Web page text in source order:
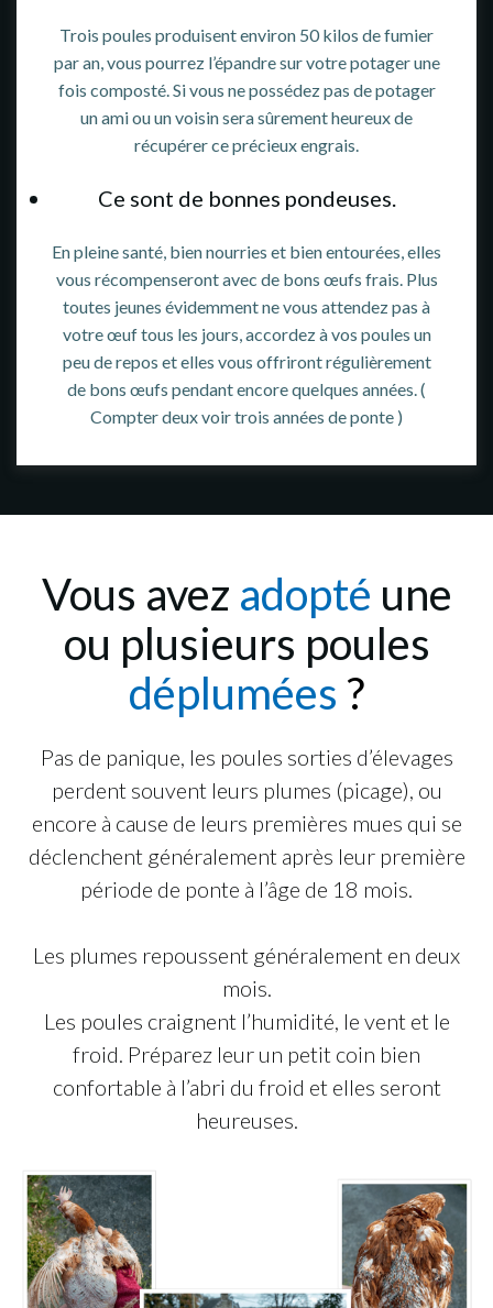
Trois poules produisent environ 50 kilos de fumier
par an, vous pourrez l’épandre sur votre potager une
fois composté. Si vous ne possédez pas de potager
un ami ou un voisin sera sûrement heureux de
récupérer ce précieux engrais.
Ce sont de bonnes pondeuses.
En pleine santé, bien nourries et bien entourées, elles
vous récompenseront avec de bons œufs frais. Plus
toutes jeunes évidemment ne vous attendez pas à
votre œuf tous les jours, accordez à vos poules un
peu de repos et elles vous offriront régulièrement
de bons œufs pendant encore quelques années. (
Compter deux voir trois années de ponte )
Vous avez adopté une
ou plusieurs poules
déplumées ?
Pas de panique, les poules sorties d’élevages
perdent souvent leurs plumes (picage), ou
encore à cause de leurs premières mues qui se
déclenchent généralement après leur première
période de ponte à l’âge de 18 mois.
Les plumes repoussent généralement en deux
mois.
Les poules craignent l’humidité, le vent et le
froid. Préparez leur un petit coin bien
confortable à l’abri du froid et elles seront
heureuses.